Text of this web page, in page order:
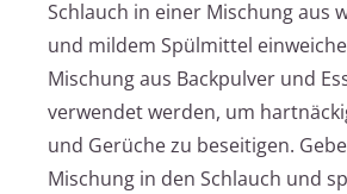
Schlauch in einer Mischung aus
und mildem Spülmittel
Mischung aus Backpulver und
verwendet werden, um
und Gerüche zu beseitigen.
Mischung in den Schlauch und